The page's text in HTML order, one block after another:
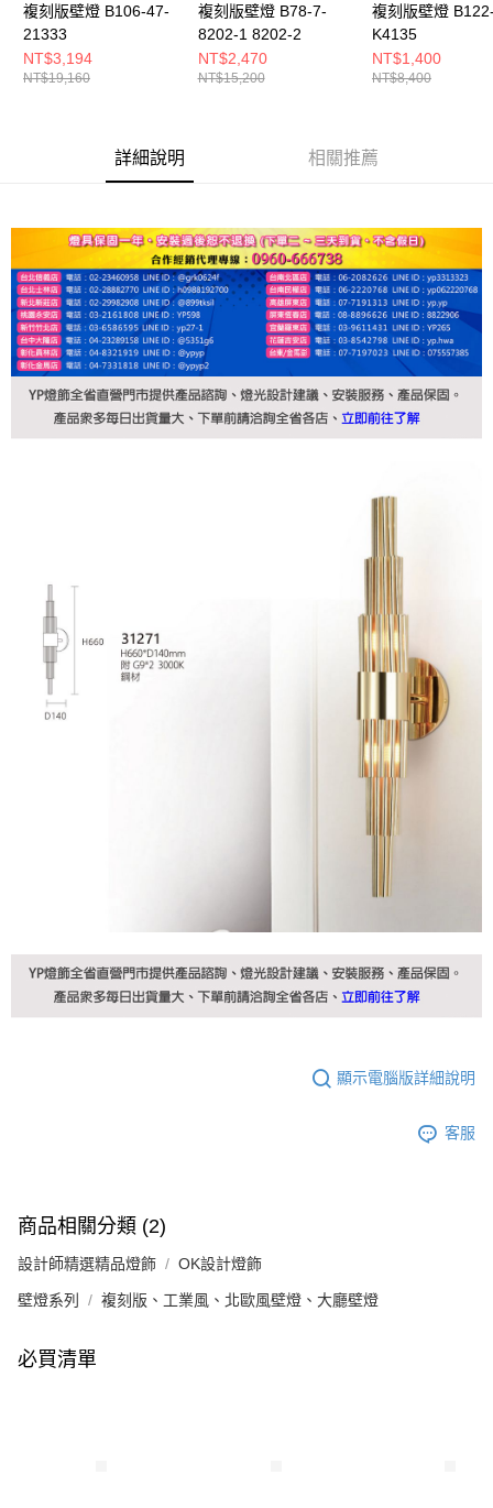
複刻版壁燈 B106-47-
21333
NT$3,194
NT$19,160
複刻版壁燈 B78-7-
8202-1 8202-2
NT$2,470
NT$15,200
複刻版壁燈
K4135
NT$1,400
NT$8,400
詳細說明 相關推薦
顯示電腦版詳細說明
客服
商品相關分類 (2)
設計師精選精品燈飾 OK設計燈飾
壁燈系列 複刻版、工業風、北歐風壁燈、大廳壁燈
必買清單